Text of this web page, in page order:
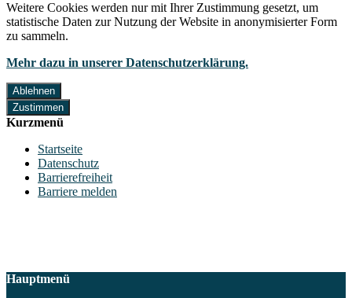
Weitere Cookies werden nur mit Ihrer Zustimmung gesetzt, um
statistische Daten zur Nutzung der Website in anonymisierter Form
zu sammeln.
Mehr dazu in unserer Datenschutzerklärung.
Ablehnen
Zustimmen
Kurzmenü
Startseite
Datenschutz
Barrierefreiheit
Barriere melden
Hauptmenü